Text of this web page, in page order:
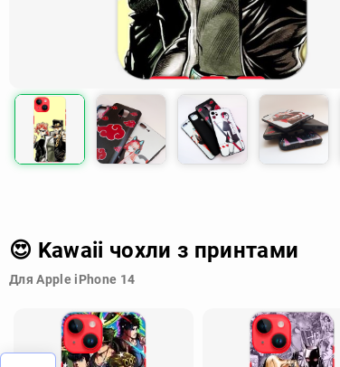
😍 Kawaii чохли з принтами
Для Apple iPhone 14